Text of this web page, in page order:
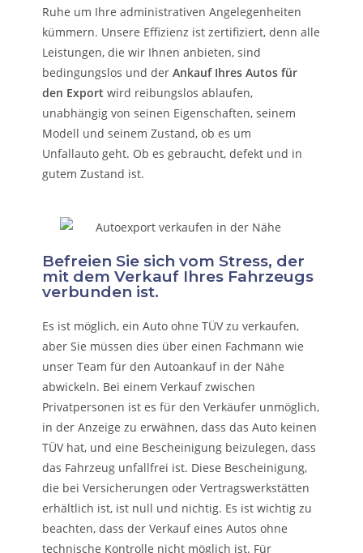
Ruhe um Ihre administrativen Angelegenheiten
kümmern. Unsere Effizienz ist zertifiziert, denn alle
Leistungen, die wir Ihnen anbieten, sind
bedingungslos und derAnkauf Ihres Autos für
den Export wird reibungslos ablaufen,
unabhängig von seinen Eigenschaften, seinem
Modell und seinem Zustand, ob es um
Unfallauto geht. Ob es gebraucht, defekt und in
gutem Zustand ist.
Befreien Sie sich vom Stress, der
mit dem Verkauf Ihres Fahrzeugs
verbunden ist.
Es ist möglich, ein Auto ohne TÜV zu verkaufen,
aber Sie müssen dies über einen Fachmann wie
unser Team für den Autoankauf in der Nähe
abwickeln. Bei einem Verkauf zwischen
Privatpersonen ist es für den Verkäufer unmöglich,
in der Anzeige zu erwähnen, dass das Auto keinen
TÜV hat, und eine Bescheinigung beizulegen, dass
das Fahrzeug unfallfrei ist. Diese Bescheinigung,
die bei Versicherungen oder Vertragswerkstätten
erhältlich ist, ist null und nichtig. Es ist wichtig zu
beachten, dass der Verkauf eines Autos ohne
technische Kontrolle nicht möglich ist. Für